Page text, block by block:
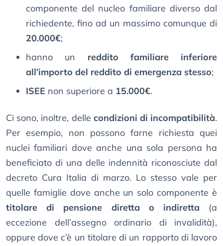
componente del nucleo familiare diverso dal
richiedente, fino ad un massimo comunque di
20.000€;
hanno un reddito familiare inferiore
all’importo del reddito di emergenza stesso;
ISEE non superiore a 15.000€.
Ci sono, inoltre, delle condizioni di incompatibilità.
Per esempio, non possono farne richiesta quei
nuclei familiari dove anche una sola persona ha
beneficiato di una delle indennità riconosciute dal
decreto Cura Italia di marzo. Lo stesso vale per
quelle famiglie dove anche un solo componente è
titolare di pensione diretta o indiretta (a
eccezione dell’assegno ordinario di invalidità),
oppure dove c’è un titolare di un rapporto di lavoro